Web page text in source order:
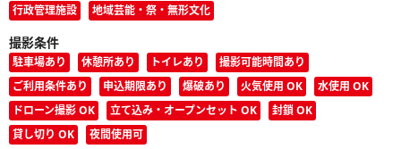
行政管理施設 地域芸能・祭・無形文化
撮影条件
駐車場あり 休憩所あり トイレあり
撮影可能時間あり
ご利用条件あり
申込期限あり 爆破あり 火気使用 OK
水使用 OK
ドローン撮影 OK
立て込み・オープンセット OK
封鎖 OK
貸し切り OK
夜間使用可